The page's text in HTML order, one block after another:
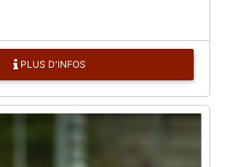
PLUS D'INFOS